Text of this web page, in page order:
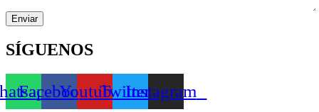
SÍGUENOS
FacebookYoutubeTwitterInstagram